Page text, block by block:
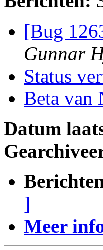
[Bug
Gunnar
Status
Beta van
Datum
]
Meer